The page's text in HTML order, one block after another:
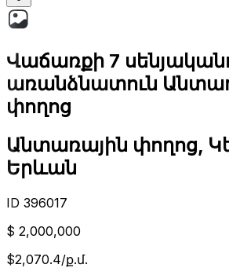
Վաճառքի 7
առանձնատուն
փողոց
Անտառային փողոց,
Երևան
ID 396017
$ 2,000,000
$2,070.4/ք.մ.